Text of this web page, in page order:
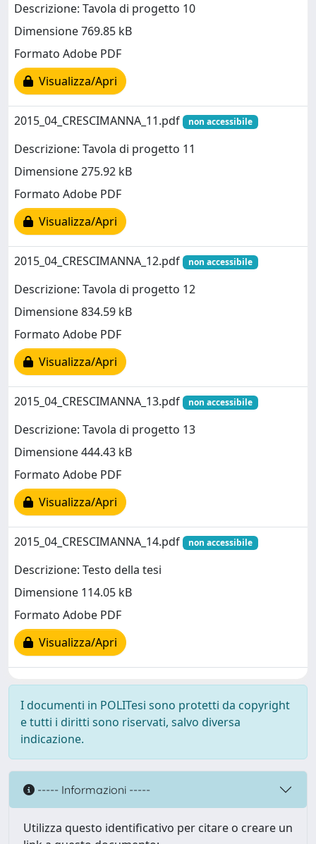
Descrizione: Tavola di progetto 10
Dimensione 769.85 kB
Formato Adobe PDF
Visualizza/Apri
2015_04_CRESCIMANNA_11.pdf non accessibile
Descrizione: Tavola di progetto 11
Dimensione 275.92 kB
Formato Adobe PDF
Visualizza/Apri
2015_04_CRESCIMANNA_12.pdf non accessibile
Descrizione: Tavola di progetto 12
Dimensione 834.59 kB
Formato Adobe PDF
Visualizza/Apri
2015_04_CRESCIMANNA_13.pdf non accessibile
Descrizione: Tavola di progetto 13
Dimensione 444.43 kB
Formato Adobe PDF
Visualizza/Apri
2015_04_CRESCIMANNA_14.pdf non accessibile
Descrizione: Testo della tesi
Dimensione 114.05 kB
Formato Adobe PDF
Visualizza/Apri
I documenti in POLITesi sono protetti da copyright
e tutti i diritti sono riservati, salvo diversa
indicazione.
----- Informazioni -----
Utilizza questo identificativo per citare o creare un